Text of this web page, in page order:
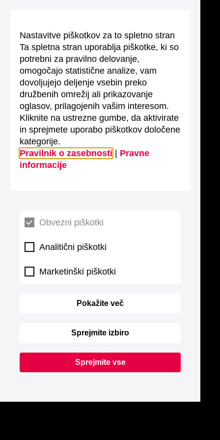
Nastavitve piškotkov za to spletno stran
Ta spletna stran uporablja piškotke, ki so
potrebni za pravilno delovanje,
omogočajo statistične analize, vam
dovoljujejo deljenje vsebin preko
družbenih omrežij ali prikazovanje
oglasov, prilagojenih vašim interesom.
Kliknite na ustrezne gumbe, da aktivirate
in sprejmete uporabo piškotkov določene
kategorije.
Pravilnik o zasebnosti
Pravne
informacije
Obvezni piškotki
Analitični piškotki
Marketinški piškotki
Pokažite več
Sprejmite izbiro
Sprejmite vse